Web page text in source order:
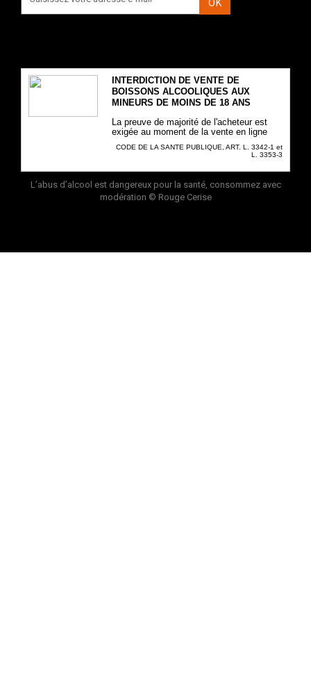
OK
INTERDICTION DE VENTE DE
BOISSONS ALCOOLIQUES AUX
MINEURS DE MOINS DE 18 ANS
La preuve de majorité de l'acheteur est
exigée au moment de la vente en ligne
CODE DE LA SANTE PUBLIQUE, ART. L. 3342-1 et
L. 3353-3
L’abus d’alcool est dangereux pour la santé, consommez avec
modération © Rouge Cerise